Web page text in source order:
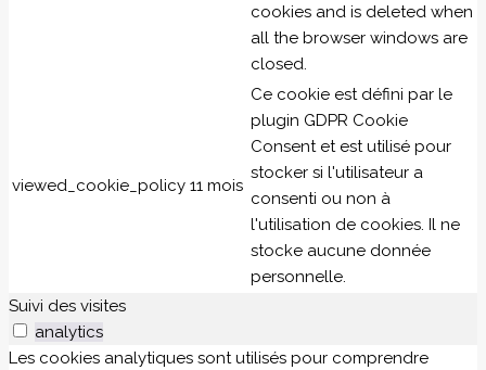
cookies and is deleted when
all the browser windows are
closed.
viewed_cookie_policy 11 mois
Ce cookie est défini par le
plugin GDPR Cookie
Consent et est utilisé pour
stocker si l'utilisateur a
consenti ou non à
l'utilisation de cookies. Il ne
stocke aucune donnée
personnelle.
Suivi des visites
analytics
Les cookies analytiques sont utilisés pour comprendre